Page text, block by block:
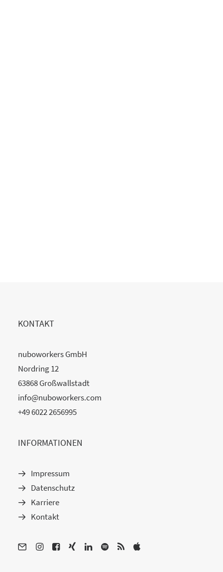
KONTAKT
nuboworkers GmbH
Nordring 12
63868 Großwallstadt
info@nuboworkers.com
+49 6022 2656995
INFORMATIONEN
Impressum
Datenschutz
Karriere
Kontakt